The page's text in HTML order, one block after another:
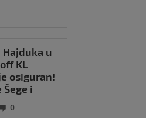
Hajduka u
KL
osiguran!
i
0